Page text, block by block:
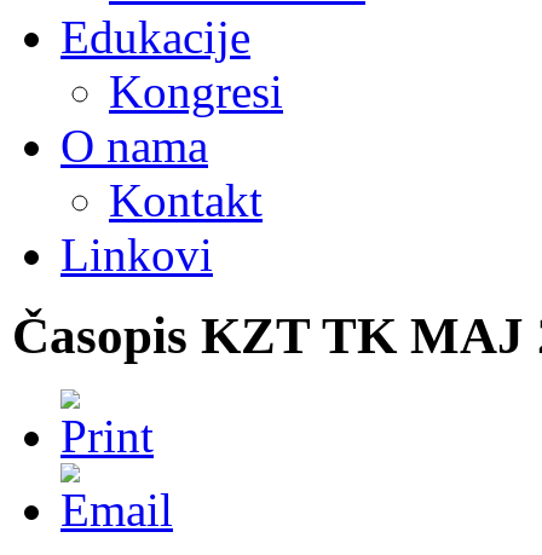
Edukacije
Kongresi
O nama
Kontakt
Linkovi
Časopis KZT TK MAJ